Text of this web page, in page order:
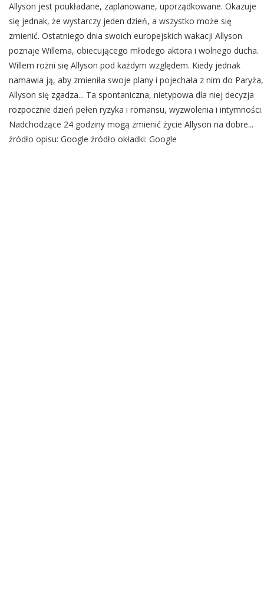
Allyson jest poukładane, zaplanowane, uporządkowane. Okazuje
się jednak, że wystarczy jeden dzień, a wszystko może się
zmienić. Ostatniego dnia swoich europejskich wakacji Allyson
poznaje Willema, obiecującego młodego aktora i wolnego ducha.
Willem rożni się Allyson pod każdym względem. Kiedy jednak
namawia ją, aby zmieniła swoje plany i pojechała z nim do Paryża,
Allyson się zgadza... Ta spontaniczna, nietypowa dla niej decyzja
rozpocznie dzień pełen ryzyka i romansu, wyzwolenia i intymności.
Nadchodzące 24 godziny mogą zmienić życie Allyson na dobre...
źródło opisu: Google źródło okładki: Google